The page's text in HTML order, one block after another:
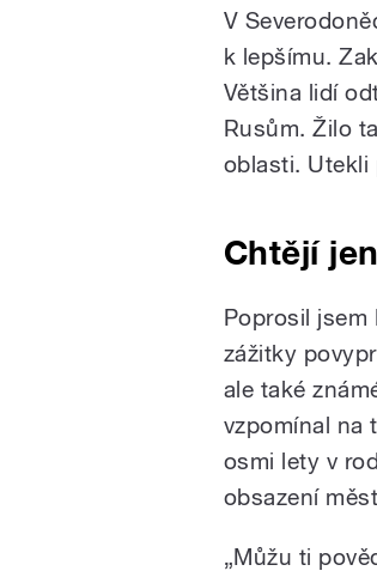
V
k lepšímu.
Většina lidí
Rusům. Žilo
oblasti. Utekli
Chtějí
Poprosil jsem
zážitky
ale také
vzpomínal na
osmi lety v
obsazení
„Můžu ti